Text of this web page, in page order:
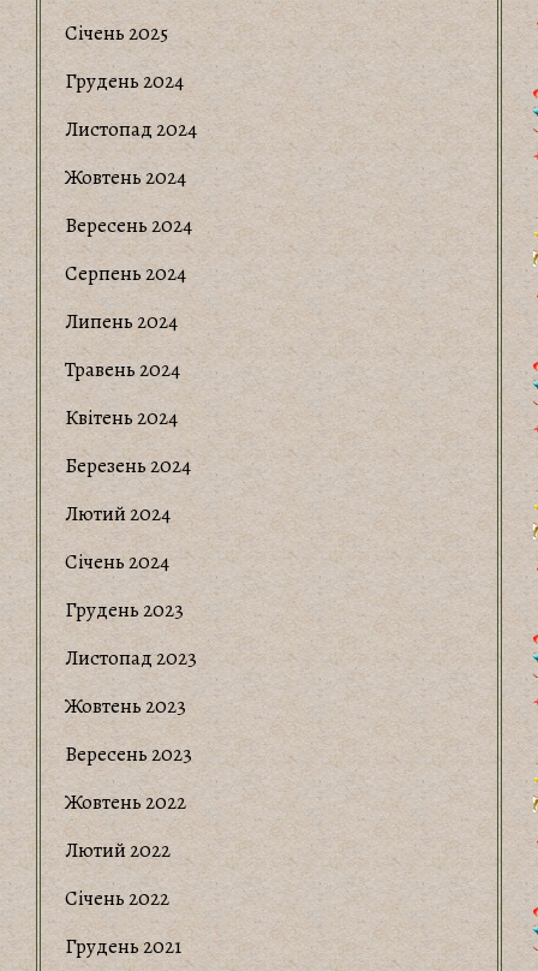
Січень 2025
Грудень 2024
Листопад 2024
Жовтень 2024
Вересень 2024
Серпень 2024
Липень 2024
Травень 2024
Квітень 2024
Березень 2024
Лютий 2024
Січень 2024
Грудень 2023
Листопад 2023
Жовтень 2023
Вересень 2023
Жовтень 2022
Лютий 2022
Січень 2022
Грудень 2021